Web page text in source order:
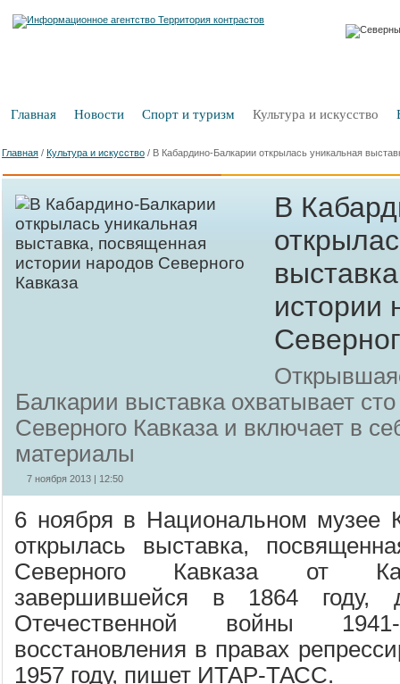
Главная Новости Спорт и туризм Культура и искусство
Главная / Культура и искусство / В Кабардино-Балкарии открылась уникальная
В
истории
Балкарии выставка охватывает
Северного Кавказа и включает в
материалы
7 ноября 2013 | 12:50
6 ноября в Национальном музее
открылась выставка,
Северного Кавказа от
завершившейся в 1864 году,
Отечественной войны
восстановления в правах
1957 году, пишет ИТАР-ТАСС.